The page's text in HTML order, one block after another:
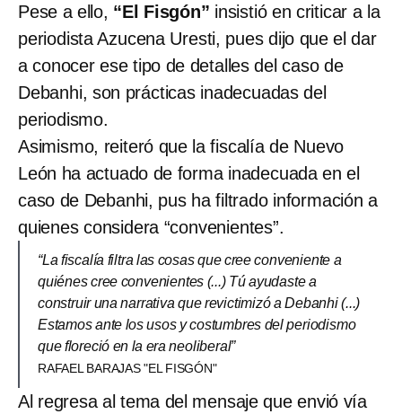
Pese a ello, “El Fisgón” insistió en criticar a la
periodista Azucena Uresti, pues dijo que el dar
a conocer ese tipo de detalles del caso de
Debanhi, son prácticas inadecuadas del
periodismo.
Asimismo, reiteró que la fiscalía de Nuevo
León ha actuado de forma inadecuada en el
caso de Debanhi, pus ha filtrado información a
quienes considera “convenientes”.
“La fiscalía filtra las cosas que cree conveniente a
quiénes cree convenientes (...) Tú ayudaste a
construir una narrativa que revictimizó a Debanhi (...)
Estamos ante los usos y costumbres del periodismo
que floreció en la era neoliberal”
RAFAEL BARAJAS "EL FISGÓN"
Al regresa al tema del mensaje que envió vía